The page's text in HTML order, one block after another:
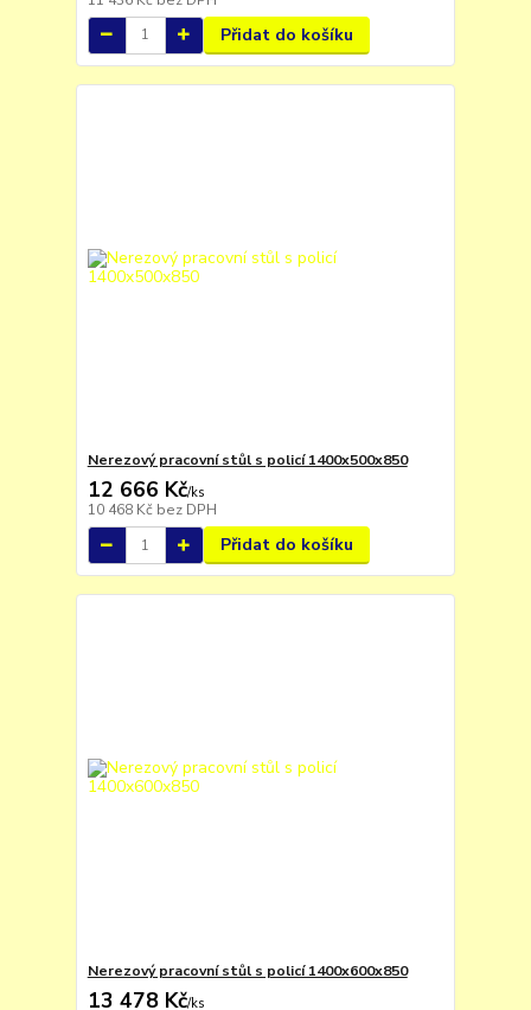
Přidat do košíku
Nerezový pracovní stůl s policí 1400x500x850
12 666 Kč/ks
10 468 Kč bez DPH
Přidat do košíku
Nerezový pracovní stůl s policí 1400x600x850
13 478 Kč/ks